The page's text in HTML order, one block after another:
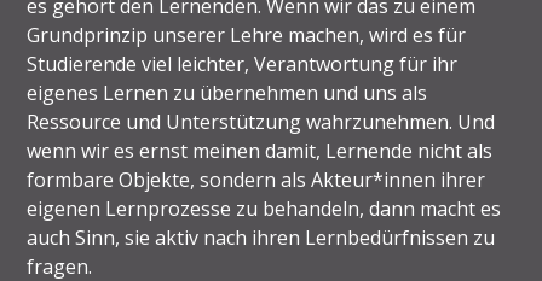
es gehört den Lernenden. Wenn wir das zu einem
Grundprinzip unserer Lehre machen, wird es für
Studierende viel leichter, Verantwortung für ihr
eigenes Lernen zu übernehmen und uns als
Ressource und Unterstützung wahrzunehmen. Und
wenn wir es ernst meinen damit, Lernende nicht als
formbare Objekte, sondern als Akteur*innen ihrer
eigenen Lernprozesse zu behandeln, dann macht es
auch Sinn, sie aktiv nach ihren Lernbedürfnissen zu
fragen.